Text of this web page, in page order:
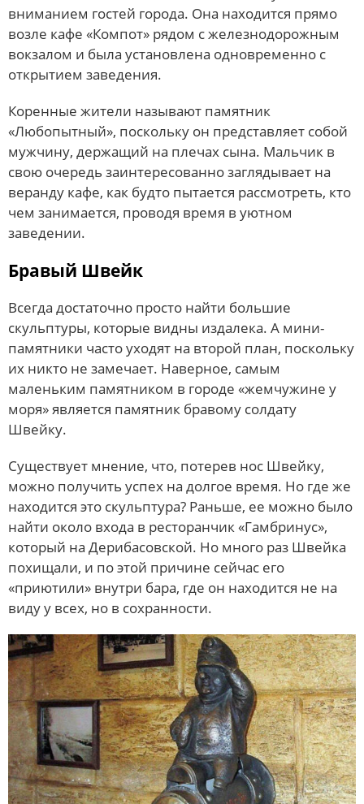
вниманием гостей города. Она находится прямо
возле кафе «Компот» рядом с железнодорожным
вокзалом и была установлена одновременно с
открытием заведения.
Коренные жители называют памятник
«Любопытный», поскольку он представляет собой
мужчину, держащий на плечах сына. Мальчик в
свою очередь заинтересованно заглядывает на
веранду кафе, как будто пытается рассмотреть, кто
чем занимается, проводя время в уютном
заведении.
Бравый Швейк
Всегда достаточно просто найти большие
скульптуры, которые видны издалека. А мини-
памятники часто уходят на второй план, поскольку
их никто не замечает. Наверное, самым
маленьким памятником в городе «жемчужине у
моря» является памятник бравому солдату
Швейку.
Существует мнение, что, потерев нос Швейку,
можно получить успех на долгое время. Но где же
находится это скульптура? Раньше, ее можно было
найти около входа в ресторанчик «Гамбринус»,
который на Дерибасовской. Но много раз Швейка
похищали, и по этой причине сейчас его
«приютили» внутри бара, где он находится не на
виду у всех, но в сохранности.